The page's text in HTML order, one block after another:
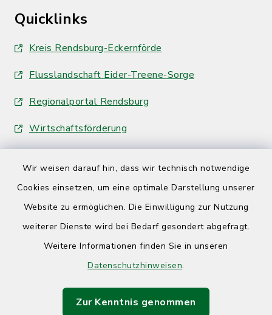
Wir weisen darauf hin, dass wir technisch notwendige
Cookies einsetzen, um eine optimale Darstellung unserer
Website zu ermöglichen. Die Einwilligung zur Nutzung
weiterer Dienste wird bei Bedarf gesondert abgefragt.
Weitere Informationen finden Sie in unseren
Datenschutzhinweisen.
Zur Kenntnis genommen
Quicklinks
Kreis Rendsburg-Eckernförde
Flusslandschaft Eider-Treene-Sorge
Regionalportal Rendsburg
Wirtschaftsförderung
Barrierefreiheit